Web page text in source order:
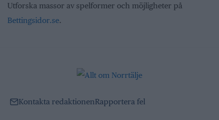
Utforska massor av spelformer och möjligheter på
Bettingsidor.se.
Kontakta redaktionenRapportera fel